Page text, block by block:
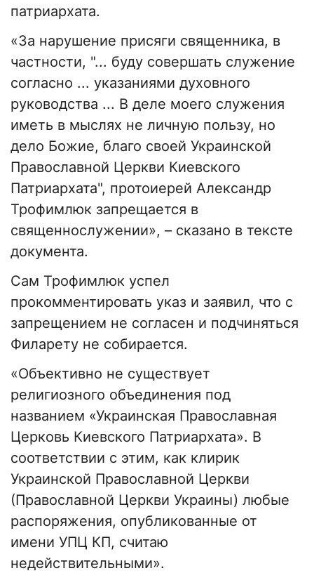
патриархата.
«За нарушение присяги священника, в
частности, "... буду совершать служение
согласно ... указаниями духовного
руководства ... В деле моего служения
иметь в мыслях не личную пользу, но
дело Божие, благо своей Украинской
Православной Церкви Киевского
Патриархата", протоиерей Александр
Трофимлюк запрещается в
священнослужении», – сказано в тексте
документа.
Сам Трофимлюк успел
прокомментировать указ и заявил, что с
запрещением не согласен и подчиняться
Филарету не собирается.
«Объективно не существует
религиозного объединения под
названием «Украинская Православная
Церковь Киевского Патриархата». В
соответствии с этим, как клирик
Украинской Православной Церкви
(Православной Церкви Украины) любые
распоряжения, опубликованные от
имени УПЦ КП, считаю
недействительными».